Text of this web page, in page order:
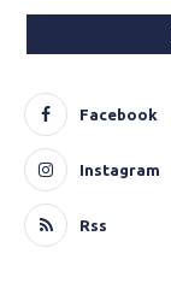
Facebook
Instagram
Rss